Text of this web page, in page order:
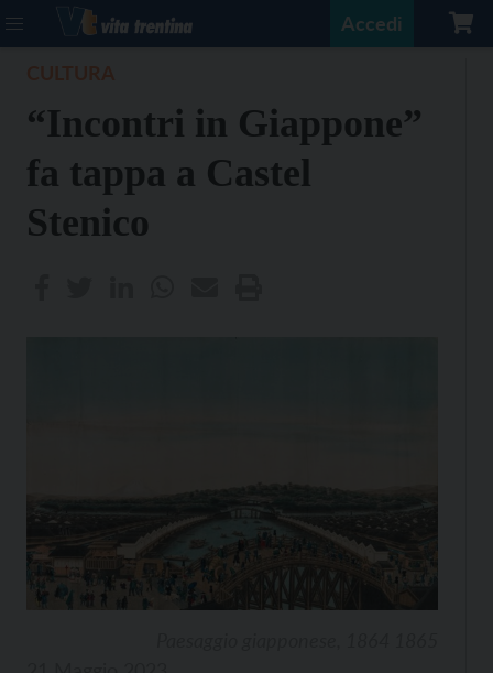
Accedi
“Incontri in Giappone”
fa tappa a Castel
Stenico